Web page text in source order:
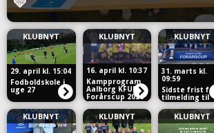
KLUBNYT
29. april kl. 15:04
Fodboldskole i
uge 27
KLUBNYT
16. april kl. 10:37
Kampprogram
Aalborg KFUM
Forårscup 2026
KLUBNYT
31. marts kl.
09:59
Sidste frist
tilmelding til
Aalborg KFUM
Forårscup er
søndag den
12/4-26
KLUBNYT KLUBNYT KLUBNYT